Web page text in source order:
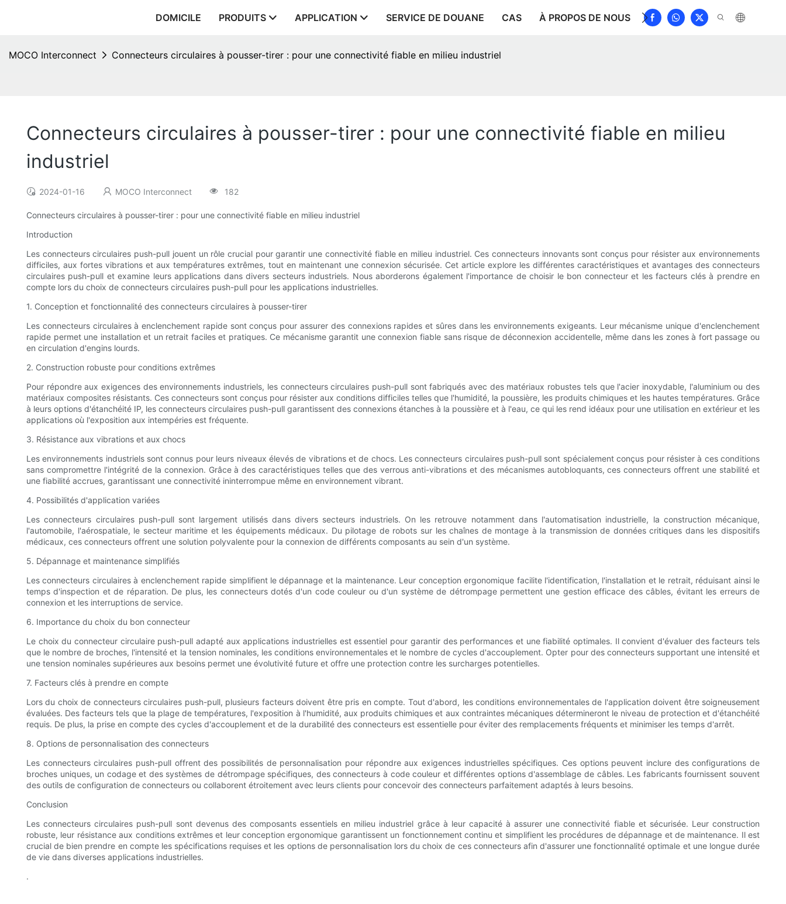
DOMICILE PRODUITS APPLICATION SERVICE DE DOUANE CAS À PROPOS DE NOUS NOUVELLES
MOCO Interconnect Connecteurs circulaires à pousser-tirer : pour une connectivité fiable en milieu industriel
Connecteurs circulaires à pousser-tirer : pour une connectivité fiable en milieu
industriel
2024-01-16 MOCO Interconnect 182
Connecteurs circulaires à pousser-tirer : pour une connectivité fiable en milieu industriel
Introduction
Les connecteurs circulaires push-pull jouent un rôle crucial pour garantir une connectivité fiable en milieu industriel. Ces connecteurs innovants sont conçus pour résister aux environnements
difficiles, aux fortes vibrations et aux températures extrêmes, tout en maintenant une connexion sécurisée. Cet article explore les différentes caractéristiques et avantages des connecteurs
circulaires push-pull et examine leurs applications dans divers secteurs industriels. Nous aborderons également l'importance de choisir le bon connecteur et les facteurs clés à prendre en
compte lors du choix de connecteurs circulaires push-pull pour les applications industrielles.
1. Conception et fonctionnalité des connecteurs circulaires à pousser-tirer
Les connecteurs circulaires à enclenchement rapide sont conçus pour assurer des connexions rapides et sûres dans les environnements exigeants. Leur mécanisme unique d'enclenchement
rapide permet une installation et un retrait faciles et pratiques. Ce mécanisme garantit une connexion fiable sans risque de déconnexion accidentelle, même dans les zones à fort passage ou
en circulation d'engins lourds.
2. Construction robuste pour conditions extrêmes
Pour répondre aux exigences des environnements industriels, les connecteurs circulaires push-pull sont fabriqués avec des matériaux robustes tels que l'acier inoxydable, l'aluminium ou des
matériaux composites résistants. Ces connecteurs sont conçus pour résister aux conditions difficiles telles que l'humidité, la poussière, les produits chimiques et les hautes températures. Grâce
à leurs options d'étanchéité IP, les connecteurs circulaires push-pull garantissent des connexions étanches à la poussière et à l'eau, ce qui les rend idéaux pour une utilisation en extérieur et les
applications où l'exposition aux intempéries est fréquente.
3. Résistance aux vibrations et aux chocs
Les environnements industriels sont connus pour leurs niveaux élevés de vibrations et de chocs. Les connecteurs circulaires push-pull sont spécialement conçus pour résister à ces conditions
sans compromettre l'intégrité de la connexion. Grâce à des caractéristiques telles que des verrous anti-vibrations et des mécanismes autobloquants, ces connecteurs offrent une stabilité et
une fiabilité accrues, garantissant une connectivité ininterrompue même en environnement vibrant.
4. Possibilités d'application variées
Les connecteurs circulaires push-pull sont largement utilisés dans divers secteurs industriels. On les retrouve notamment dans l'automatisation industrielle, la construction mécanique,
l'automobile, l'aérospatiale, le secteur maritime et les équipements médicaux. Du pilotage de robots sur les chaînes de montage à la transmission de données critiques dans les dispositifs
médicaux, ces connecteurs offrent une solution polyvalente pour la connexion de différents composants au sein d'un système.
5. Dépannage et maintenance simplifiés
Les connecteurs circulaires à enclenchement rapide simplifient le dépannage et la maintenance. Leur conception ergonomique facilite l'identification, l'installation et le retrait, réduisant ainsi le
temps d'inspection et de réparation. De plus, les connecteurs dotés d'un code couleur ou d'un système de détrompage permettent une gestion efficace des câbles, évitant les erreurs de
connexion et les interruptions de service.
6. Importance du choix du bon connecteur
Le choix du connecteur circulaire push-pull adapté aux applications industrielles est essentiel pour garantir des performances et une fiabilité optimales. Il convient d'évaluer des facteurs tels
que le nombre de broches, l'intensité et la tension nominales, les conditions environnementales et le nombre de cycles d'accouplement. Opter pour des connecteurs supportant une intensité et
une tension nominales supérieures aux besoins permet une évolutivité future et offre une protection contre les surcharges potentielles.
7. Facteurs clés à prendre en compte
Lors du choix de connecteurs circulaires push-pull, plusieurs facteurs doivent être pris en compte. Tout d'abord, les conditions environnementales de l'application doivent être soigneusement
évaluées. Des facteurs tels que la plage de températures, l'exposition à l'humidité, aux produits chimiques et aux contraintes mécaniques détermineront le niveau de protection et d'étanchéité
requis. De plus, la prise en compte des cycles d'accouplement et de la durabilité des connecteurs est essentielle pour éviter des remplacements fréquents et minimiser les temps d'arrêt.
8. Options de personnalisation des connecteurs
Les connecteurs circulaires push-pull offrent des possibilités de personnalisation pour répondre aux exigences industrielles spécifiques. Ces options peuvent inclure des configurations de
broches uniques, un codage et des systèmes de détrompage spécifiques, des connecteurs à code couleur et différentes options d'assemblage de câbles. Les fabricants fournissent souvent
des outils de configuration de connecteurs ou collaborent étroitement avec leurs clients pour concevoir des connecteurs parfaitement adaptés à leurs besoins.
Conclusion
Les connecteurs circulaires push-pull sont devenus des composants essentiels en milieu industriel grâce à leur capacité à assurer une connectivité fiable et sécurisée. Leur construction
robuste, leur résistance aux conditions extrêmes et leur conception ergonomique garantissent un fonctionnement continu et simplifient les procédures de dépannage et de maintenance. Il est
crucial de bien prendre en compte les spécifications requises et les options de personnalisation lors du choix de ces connecteurs afin d'assurer une fonctionnalité optimale et une longue durée
de vie dans diverses applications industrielles.
.